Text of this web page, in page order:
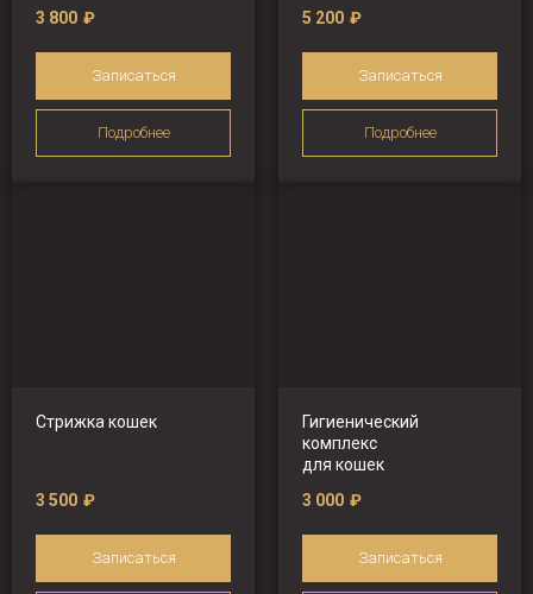
3 800 ₽
Записаться
Подробнее
5 200 ₽
Записаться
Подробнее
Стрижка кошек
3 500 ₽
Записаться
Гигиенический
комплекс
для кошек
3 000 ₽
Записаться